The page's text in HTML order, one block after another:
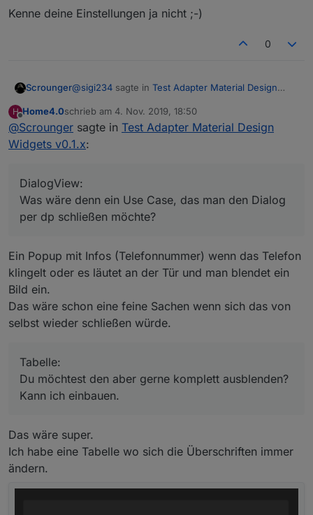
Kenne deine Einstellungen ja nicht ;-)
0
Scrounger@sigi234 sagte in Test Adapter Material Design
@Scrounger
Danke, Super arbeit, ist ein Multimedia Widget
Nein, wie bereits gesagt werde ich nur Basis
DialogView:
Das ist schon korrekt so Dialog bzw der dp dafür
Was wäre denn ein Use Case, das man den Dialog
per dp schließen möchte?
Einstellungen angepasst werden. Du möchtest den
aber gerne komplett ausblenden? Kann ich
H
Offline
Home4.0schrieb am 4. Nov. 2019, 18:50
zuletzt editiert von
@Scrounger sagte in Test Adapter Material Design
Widgets v0.1.x:
DialogView:
Was wäre denn ein Use Case, das man den Dialog
per dp schließen möchte?
Ein Popup mit Infos (Telefonnummer) wenn das Telefon
klingelt oder es läutet an der Tür und man blendet ein
Bild ein.
Das wäre schon eine feine Sachen wenn sich das von
selbst wieder schließen würde.
Tabelle:
Du möchtest den aber gerne komplett ausblenden?
Kann ich einbauen.
Das wäre super.
Ich habe eine Tabelle wo sich die Überschriften immer
ändern.